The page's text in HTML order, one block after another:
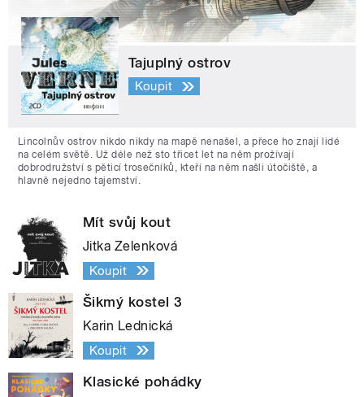
Tajuplný ostrov
Koupit
Lincolnův ostrov nikdo nikdy na mapě nenašel, a přece ho znají lidé
na celém světě. Už déle než sto třicet let na něm prožívají
dobrodružství s pěticí trosečníků, kteří na něm našli útočiště, a
hlavně nejedno tajemství.
Mít svůj kout
Jitka Zelenková
Koupit
Šikmý kostel 3
Karin Lednická
Koupit
Klasické pohádky